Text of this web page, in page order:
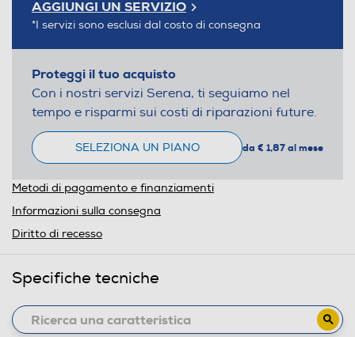
AGGIUNGI UN SERVIZIO
*I servizi sono esclusi dal costo di consegna
Proteggi il tuo acquisto
Con i nostri servizi Serena, ti seguiamo nel
tempo e risparmi sui costi di riparazioni future.
SELEZIONA UN PIANO da € 1,87 al mese
Metodi di pagamento e finanziamenti
Informazioni sulla consegna
Diritto di recesso
Specifiche tecniche